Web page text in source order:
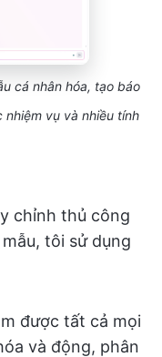
cá nhân hóa, tạo báo
vụ và nhiều tính
chỉnh thủ công
tôi sử dụng
được tất cả mọi
và động, phân